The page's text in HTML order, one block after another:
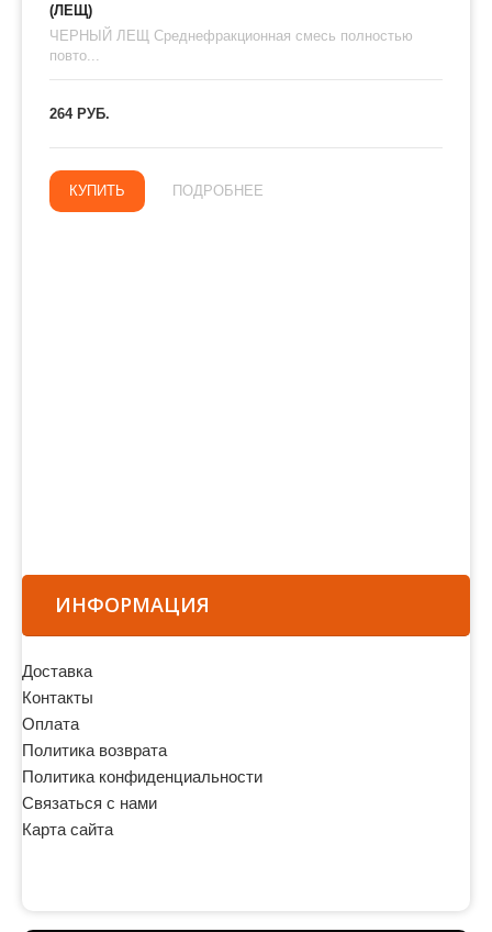
(ЛЕЩ)
ЧЕРНЫЙ ЛЕЩ Среднефракционная смесь полностью
повто...
264 РУБ.
КУПИТЬ ПОДРОБНЕЕ
ИНФОРМАЦИЯ
Доставка
Контакты
Оплата
Политика возврата
Политика конфиденциальности
Связаться с нами
Карта сайта